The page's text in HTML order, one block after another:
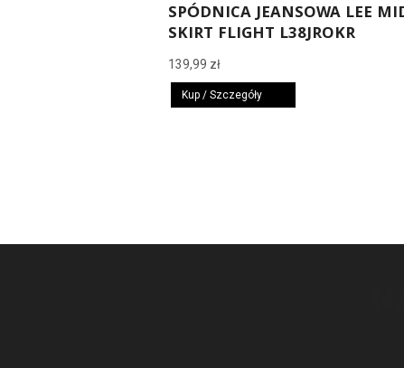
SPÓDNICA JEANSOWA LEE
SKIRT FLIGHT L38JROKR
139,99 zł
Kup / Szczegóły